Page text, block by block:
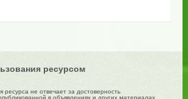
ресурсом
ресурса не отвечает за достоверность